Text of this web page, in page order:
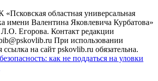
областная универсальная
имени Валентина Яковлевича Курбатова»
Егорова. Контакт редакции
При использовании
ссылка на сайт pskovlib.ru обязательна.
как не поддаться на уловки